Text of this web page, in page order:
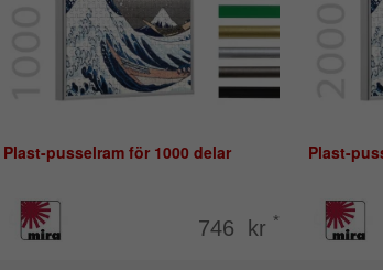
Plast-pusselram för 1000 delar
746 kr *
Plast-